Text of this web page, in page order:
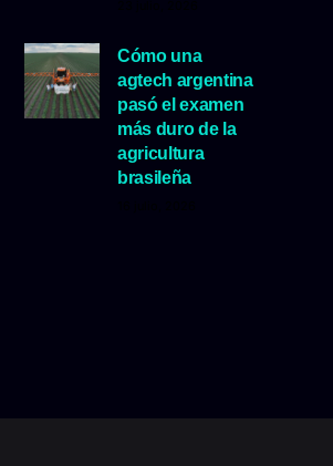
Cómo una
agtech argentina
pasó el examen
más duro de la
agricultura
brasileña